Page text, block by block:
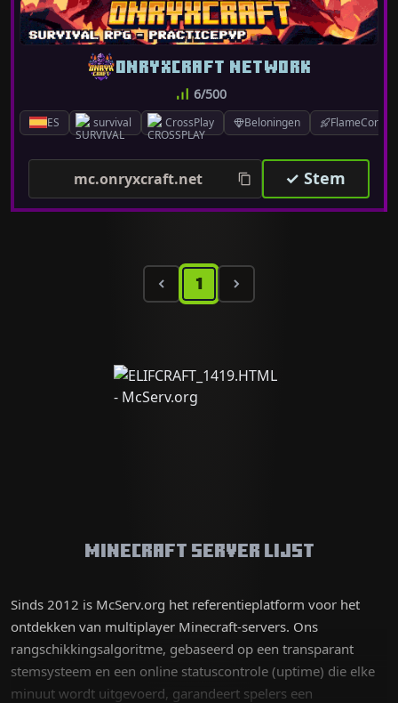
ES survival CrossPlay Beloningen FlameCord
ONRYXCRAFT NETWORK
6/500
mc.onryxcraft.net ✓ Stem
1
Minecraft Server Lijst
Sinds 2012 is McServ.org het referentieplatform voor het
ontdekken van multiplayer Minecraft-servers. Ons
rangschikkingsalgoritme, gebaseerd op een transparant
stemsysteem en een online statuscontrole (uptime) die elke
minuut wordt uitgevoerd, garandeert spelers een